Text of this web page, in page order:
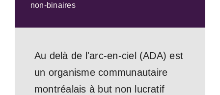
non-binaires
Au delà de l'arc-en-ciel (ADA) est
un organisme communautaire
montréalais à but non lucratif